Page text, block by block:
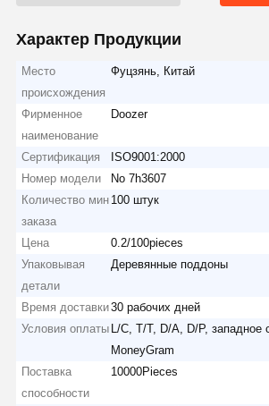
Характер Продукции
Место
происхождения
Фуцзянь, Китай
Фирменное
наименование
Doozer
Сертификация
ISO9001:2000
Номер модели
No 7h3607
Количество мин
заказа
100 штук
Цена
0.2/100pieces
Упаковывая
детали
Деревянные поддоны
Время доставки30 рабочих дней
Условия оплаты L/C, T/T, D/A, D/P, западное
MoneyGram
Поставка
способности
10000Pieces